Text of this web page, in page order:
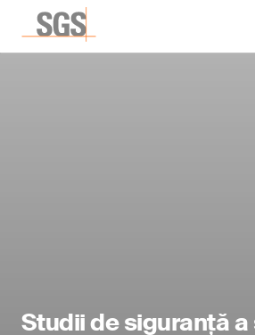
Studii de siguranță